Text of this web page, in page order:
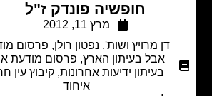
חופשיה פונדק ז"ל
מרץ 11, 2012
דן מרויץ ושות',נפטון רולן,פרסום מודעת
אבל בעיתון הארץ,פרסום מודעת אבל
בעיתון ידיעות אחרונות,קיבוץ עין חרוד